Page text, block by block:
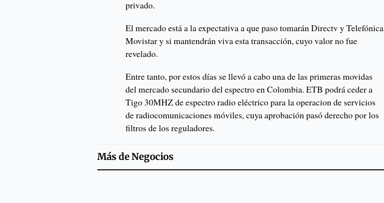
privado.
El mercado está a la expectativa a que paso tomarán Directv y Telefónica
Movistar y si mantendrán viva esta transacción, cuyo valor no fue
revelado.
Entre tanto, por estos días se llevó a cabo una de las primeras movidas
del mercado secundario del espectro en Colombia. ETB podrá ceder a
Tigo 30MHZ de espectro radio eléctrico para la operacion de servicios
de radiocomunicaciones móviles, cuya aprobación pasó derecho por los
filtros de los reguladores.
Más deNegocios